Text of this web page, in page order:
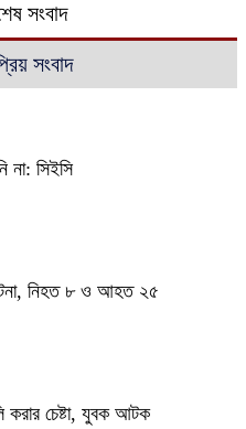
সংবাদ
সংবাদ
না: সিইসি
নিহত ৮ ও আহত ২৫
করার চেষ্টা, যুবক আটক